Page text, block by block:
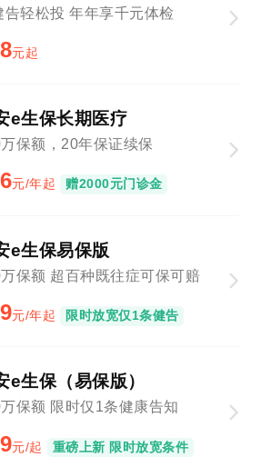
告轻松投 年年享千元体检
元起
e生保长期医疗
保额，20年保证续保
元/年起 赠2000元门诊金
e生保易保版
保额 超百种既往症可保可赔
元/年起 限时放宽仅1条健告
e生保（易保版）
保额 限时仅1条健康告知
元/起 重磅上新 限时放宽条件